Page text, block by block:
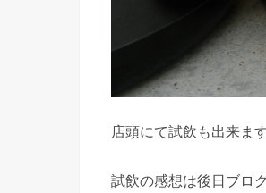
店頭にて試飲も出来ま
試飲の感想は後日ブロ